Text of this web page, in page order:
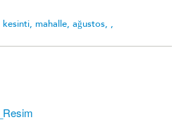
kesinti, mahalle, ağustos, ,